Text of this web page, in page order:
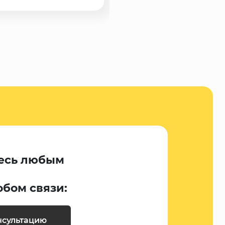
любым
связи: